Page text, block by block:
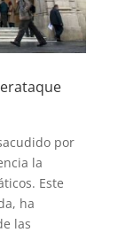
por
la
Este
ha
las